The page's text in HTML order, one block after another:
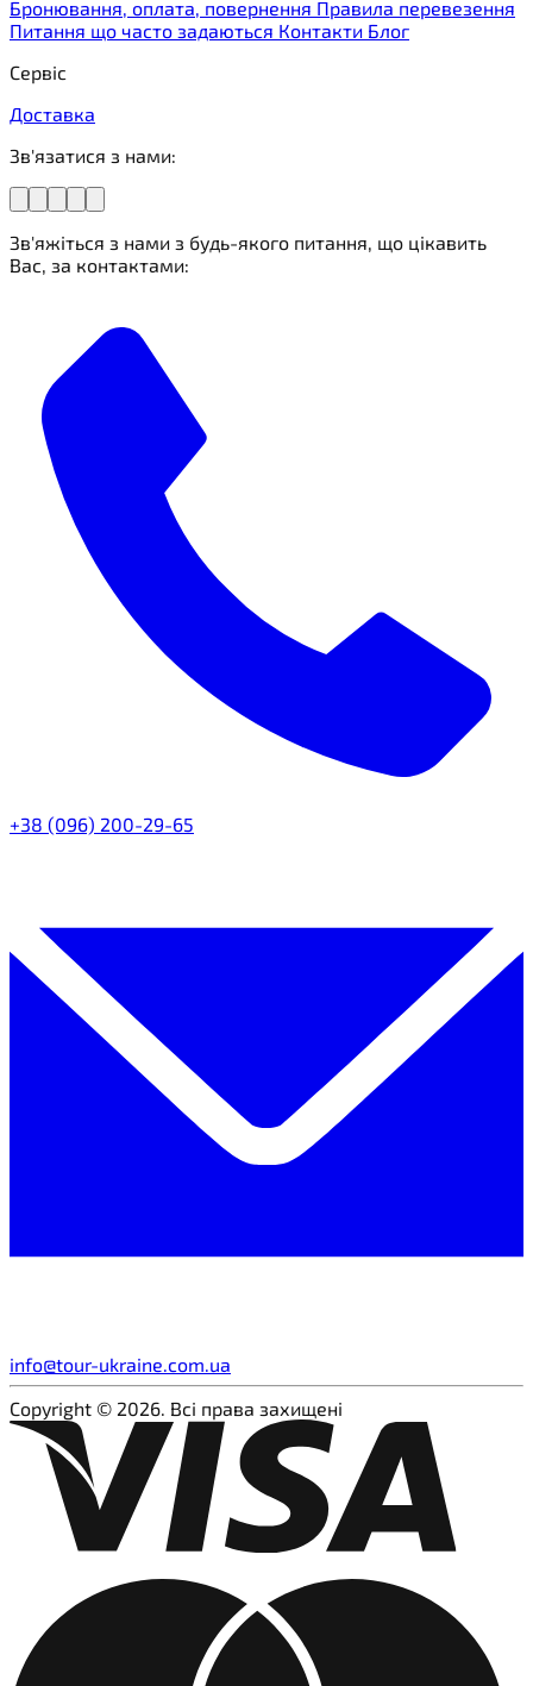
Бронювання, оплата, повернення Правила перевезення
Питання що часто задаються Контакти Блог
Сервіс
Доставка
Зв'язатися з нами:
Зв'яжіться з нами з будь-якого питання, що цікавить
Вас, за контактами:
+38 (096) 200-29-65
info@tour-ukraine.com.ua
Copyright © 2026. Всі права захищені